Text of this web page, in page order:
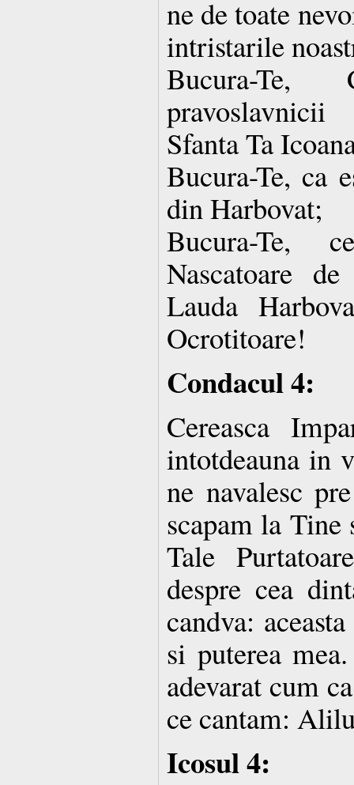
ne de toate
intristarile
Bucura-
Sfanta Ta
Bucura-Te, ca
din Harbovat;
Bucura-Te,
Nascatoare
Lauda
Ocrotitoare!
Condacul 4:
Cereasca
intotdeauna in
ne navalesc
scapam la
Tale
despre cea
candva:
si puterea
adevarat cum
ce cantam:
Icosul 4: